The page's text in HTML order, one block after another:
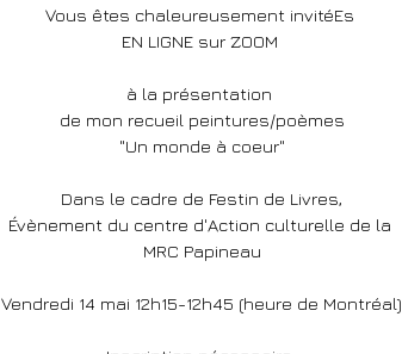
Vous êtes chaleureusement invitéEs
EN LIGNE sur ZOOM
à la présentation
de mon recueil peintures/poèmes
"Un monde à coeur"
Dans le cadre de Festin de Livres,
Évènement du centre d'Action culturelle de la
MRC Papineau
Vendredi 14 mai 12h15-12h45 (heure de Montréal)